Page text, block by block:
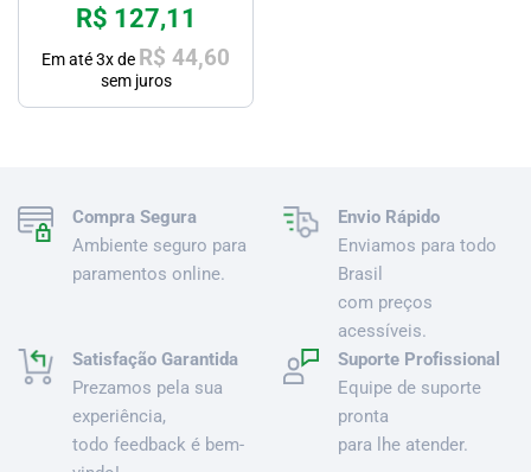
5.00 de 5
R$ 127,11
Em até3x de R$ 44,60
sem juros
Compra Segura
Ambiente seguro para
paramentos online.
Envio Rápido
Enviamos para todo
Brasil
com preços
acessíveis.
Satisfação Garantida
Prezamos pela sua
experiência,
todo feedback é bem-
Suporte Profissional
Equipe de suporte
pronta
para lhe atender.